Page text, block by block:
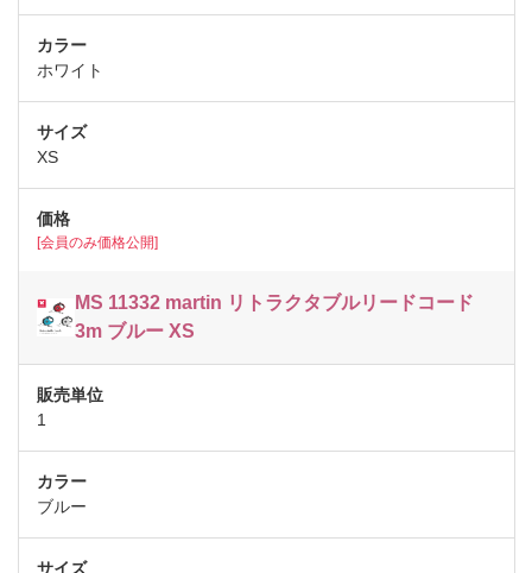
ホワイト
XS
[会員のみ価格公開]
MS 11332 martin リトラクタブルリードコード
3m ブルー XS
1
ブルー